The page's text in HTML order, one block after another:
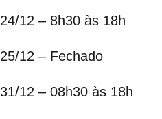
24/12 – 8h30 às 18h
25/12 – Fechado
31/12 – 08h30 às 18h